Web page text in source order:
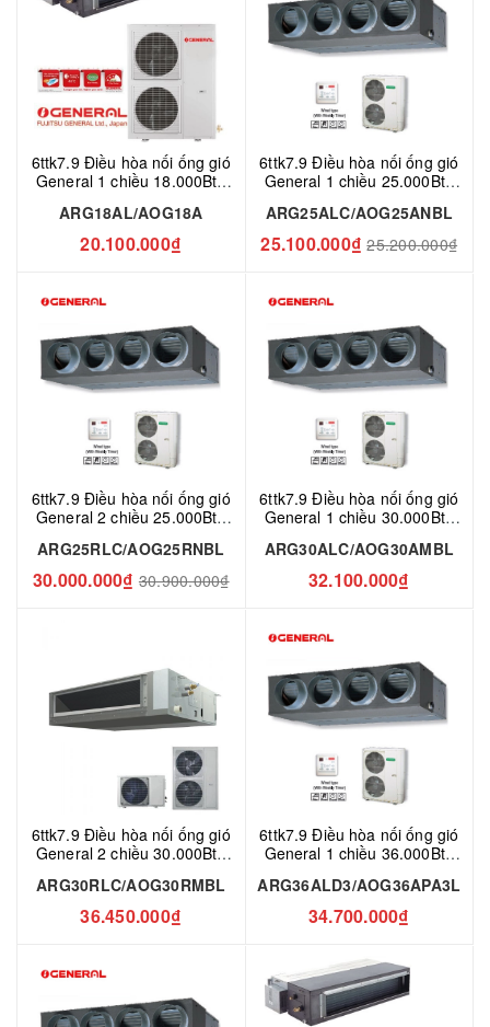
6ttk7.9 Điều hòa nối ống gió
General 1 chiều 18.000Btu
ARG18AL/AOG18A
20.100.000₫
6ttk7.9 Điều hòa nối ống gió
General 1 chiều 25.000Btu
ARG25ALC/AOG25ANBL
25.100.000₫ 25.200.000₫
6ttk7.9 Điều hòa nối ống gió
General 2 chiều 25.000Btu
ARG25RLC/AOG25RNBL
30.000.000₫ 30.900.000₫
6ttk7.9 Điều hòa nối ống gió
General 1 chiều 30.000Btu
ARG30ALC/AOG30AMBL
32.100.000₫
6ttk7.9 Điều hòa nối ống gió
General 2 chiều 30.000Btu
ARG30RLC/AOG30RMBL
36.450.000₫
6ttk7.9 Điều hòa nối ống gió
General 1 chiều 36.000Btu
ARG36ALD3/AOG36APA3L
34.700.000₫